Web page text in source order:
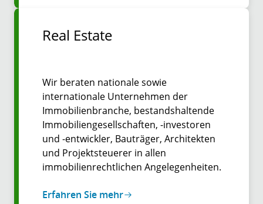
Real Estate
Wir beraten nationale sowie
internationale Unternehmen der
Immobilienbranche, bestandshaltende
Immobiliengesellschaften, -investoren
und -entwickler, Bauträger, Architekten
und Projektsteuerer in allen
immobilienrechtlichen Angelegenheiten.
Erfahren Sie mehr